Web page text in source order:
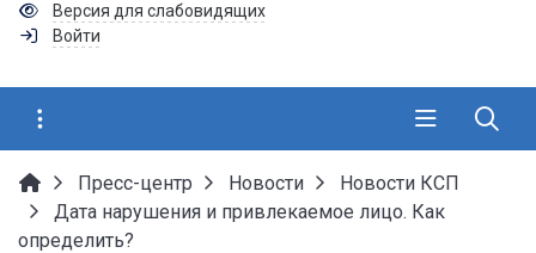
Версия для слабовидящих
Войти
Пресс-центр Новости
Новости КСП
Дата нарушения и привлекаемое лицо. Как
определить?